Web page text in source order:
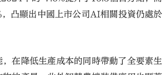
凸顯出中國上市公司AI相關投資仍處於
在降低生產成本的同時帶動了全要素生